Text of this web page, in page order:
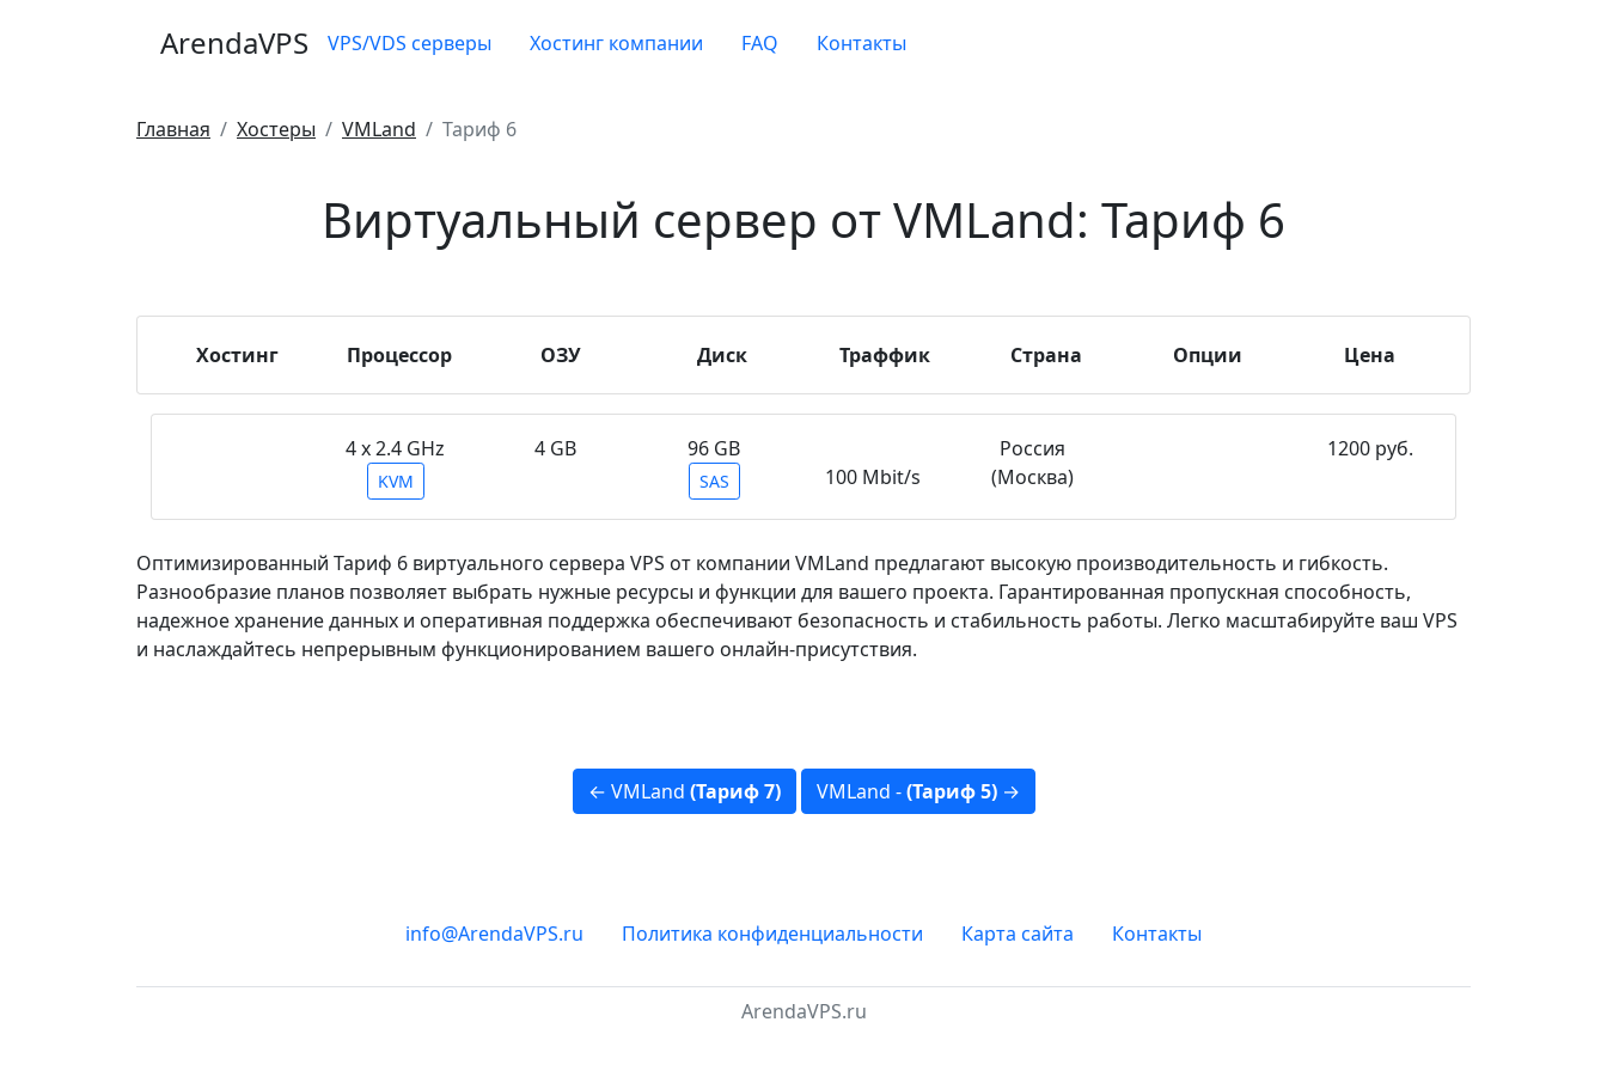
ArendaVPS VPS/VDS серверы Хостинг компании FAQ Контакты
Главная Хостеры VMLand Тариф 6
Виртуальный сервер от VMLand: Тариф 6
Хостинг Процессор ОЗУ Диск Траффик Страна Опции Цена
4 х 2.4 GHz
KVM
4 GB 96 GB
SAS 100 Mbit/s
Россия
(Москва)
1200 руб.
Оптимизированный Тариф 6 виртуального сервера VPS от компании VMLand предлагают высокую производительность и гибкость.
Разнообразие планов позволяет выбрать нужные ресурсы и функции для вашего проекта. Гарантированная пропускная способность,
надежное хранение данных и оперативная поддержка обеспечивают безопасность и стабильность работы. Легко масштабируйте ваш VPS
и наслаждайтесь непрерывным функционированием вашего онлайн-присутствия.
← VMLand (Тариф 7) VMLand -(Тариф 5)→
info@ArendaVPS.ru Политика конфиденциальности Карта сайта Контакты
ArendaVPS.ru